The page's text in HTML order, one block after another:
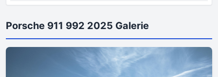
Porsche 911 992 2025 Galerie